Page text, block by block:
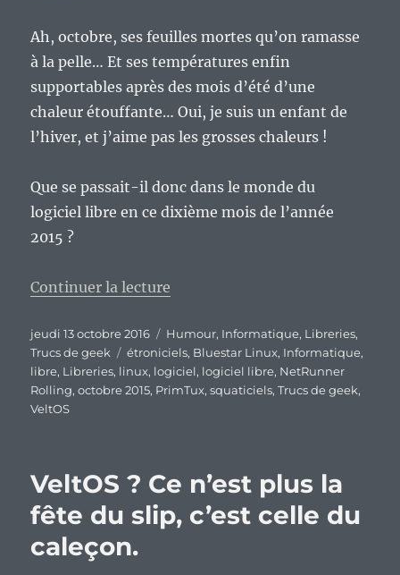
Ah, octobre, ses feuilles mortes qu’on ramasse
à la pelle… Et ses températures enfin
supportables après des mois d’été d’une
chaleur étouffante… Oui, je suis un enfant de
l’hiver, et j’aime pas les grosses chaleurs !
Que se passait-il donc dans le monde du
logiciel libre en ce dixième mois de l’année
2015 ?
Continuer la lecture
Publié
le
jeudi 13 octobre 2016 Catégories
Humour, Informatique, Libreries,
Trucs de geek
Étiquettes
étroniciels, Bluestar Linux, Informatique,
libre, Libreries, linux, logiciel, logiciel libre, NetRunner
Rolling,octobre 2015, PrimTux,squaticiels,Trucs de geek,
VeltOS
VeltOS ? Ce n’est plus la
fête du slip, c’est celle du
caleçon.